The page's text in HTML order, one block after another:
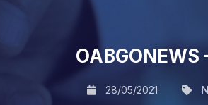
OABGONEWS
28/05/2021